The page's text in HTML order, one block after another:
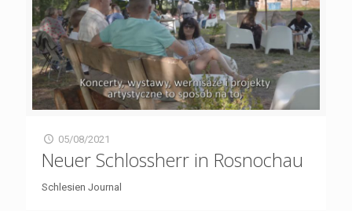
05/08/2021
Neuer Schlossherr in Rosnochau
Schlesien Journal